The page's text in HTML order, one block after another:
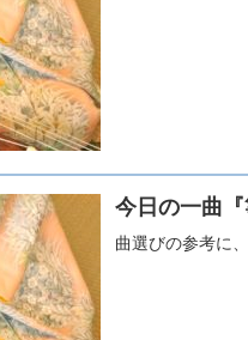
今日の一曲『
曲選びの参考に